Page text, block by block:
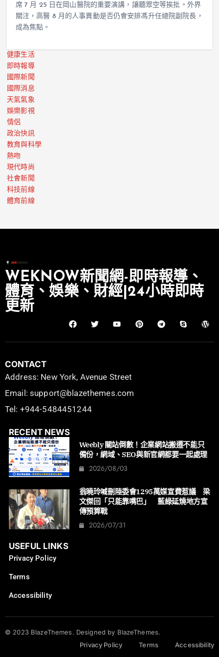
席 7 月 25 日在岡山醫院的重要演講，讓聽眾空等挨批。外界
關注，高醫 8 月的人事異動是否仍會安排馮升任總院副院長，
成為焦點。
健康生活
即時報導
國際新聞
國際消息
天氣氣象
娛樂影視
情侶
政治快訊
教育與科學
熱吻
現代時尚
社會新聞
科技前線
體育前線
WEKNOW新聞網-即時報導、
體育、娛樂、財經|24小時即時
更新
CONTACT
Address: New York, Avenue Street
Email: support@blazethemes.com
Tel: +944-5484451244
RECENT NEWS
Weebly 關站倒數！企業網站搬遷不能只
備份，網域、SEO與新官網都要一起處理
2026/08/03
翁曉玲喊刪陸委會1295萬媒宣費惹議 梁
文傑回「只能靠嘴巴」 藍綠延燒地方宣
傳預算戰
2026/07/31
USEFUL LINKS
Privacy Policy
Terms
Accessibility
© 2023 BlazeThemes. Designed by BlazeThemes.
Privacy Policy
Terms Accessibility